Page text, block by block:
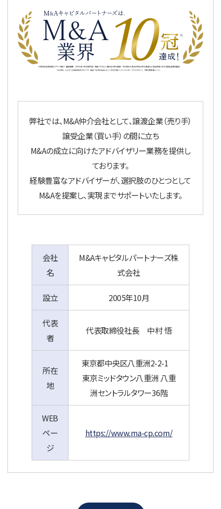
弊社では、M&A仲介会社として、譲渡企業（売り手）
譲受企業（買い手）の間に立ち
M&Aの成立に向けたアドバイザリー業務を提供し
ております。
経験豊富なアドバイザーが、選択肢のひとつとして
M&Aを提案し、実現までサポートいたします。
会社
名
M&Aキャピタルパートナーズ株
式会社
設立 2005年10月
代表
者
代表取締役社長 中村 悟
所在
地
東京都中央区八重洲2-2-1
東京ミッドタウン八重洲 八重
洲セントラルタワー36階
WEB
ペー
ジ
https://www.ma-cp.com/